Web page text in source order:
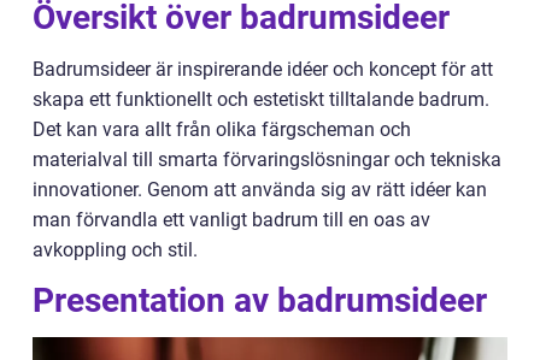
Översikt över badrumsideer
Badrumsideer är inspirerande idéer och koncept för att
skapa ett funktionellt och estetiskt tilltalande badrum.
Det kan vara allt från olika färgscheman och
materialval till smarta förvaringslösningar och tekniska
innovationer. Genom att använda sig av rätt idéer kan
man förvandla ett vanligt badrum till en oas av
avkoppling och stil.
Presentation av badrumsideer